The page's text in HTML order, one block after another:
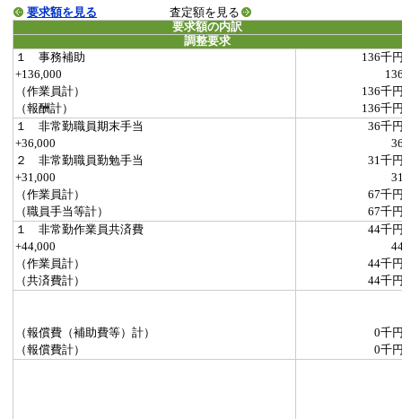
要求額を見る
査定額を見る
要求額の内訳
調整要求
１ 事務補助
136千
+136,000
（作業員計）
136千
（報酬計）
136千
１ 非常勤職員期末手当
36千
+36,000
２ 非常勤職員勤勉手当
31千
+31,000
（作業員計）
67千
（職員手当等計）
67千
１ 非常勤作業員共済費
44千
+44,000
（作業員計）
44千
（共済費計）
44千
（報償費（補助費等）計）
0千
（報償費計）
0千